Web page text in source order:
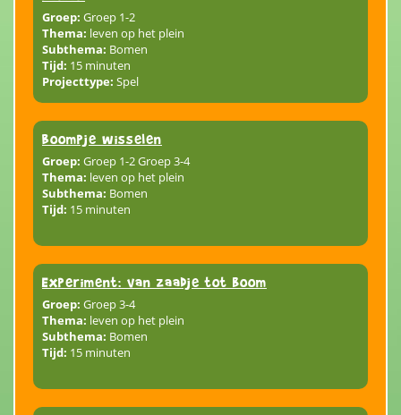
Groep: Groep 1-2
Thema: leven op het plein
Subthema: Bomen
Tijd: 15 minuten
Projecttype: Spel
Boompje wisselen
Groep: Groep 1-2 Groep 3-4
Thema: leven op het plein
Subthema: Bomen
Tijd: 15 minuten
Experiment: van zaadje tot boom
Groep: Groep 3-4
Thema: leven op het plein
Subthema: Bomen
Tijd: 15 minuten